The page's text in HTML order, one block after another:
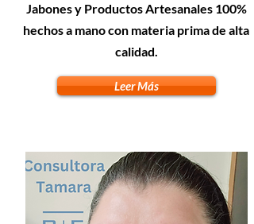
Jabones y Productos Artesanales 100%
hechos a mano con materia prima de alta
calidad.
Leer Más